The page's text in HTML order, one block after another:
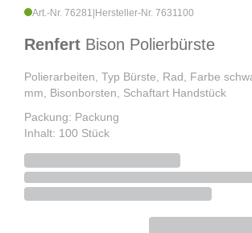
Art.-Nr. 76281 Hersteller-Nr. 7631100
Renfert Bison Polierbürste
Polierarbeiten, Typ Bürste, Rad, Farbe
mm, Bisonborsten, Schaftart Handstück
Packung: Packung
Inhalt: 100 Stück